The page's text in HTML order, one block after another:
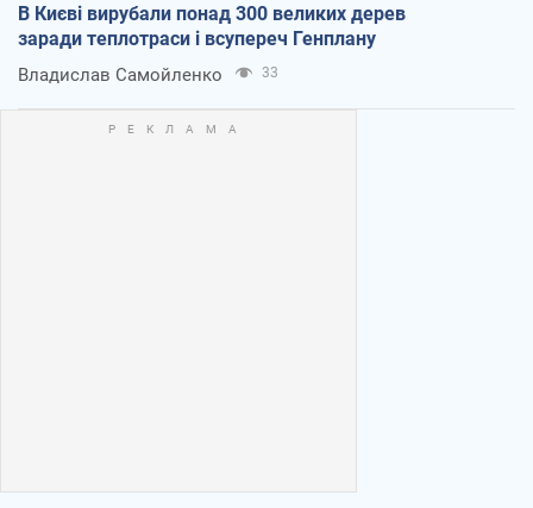
В Києві вирубали понад 300 великих дерев
заради теплотраси і всупереч Генплану
Владислав Самойленко 33